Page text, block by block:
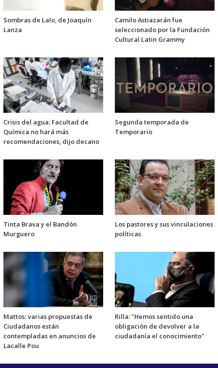
Sombras de Lalo, de Joaquín
Lanza
Camilo Astiazarán fue
seleccionado por la Fundación
Cultural Latin Grammy
Crisis del agua: Facultad de
Química no hará más
recomendaciones, dijo decano
Segunda temporada de
Temporario
Tinta Brava y el Bandón
Murguero
Los pastores y sus vinculaciones
políticas
Mattos: varias propuestas de
Ciudadanos están
contempladas en anuncios de
Lacalle Pou
Rilla: "Hemos sentido una
obligación de devolver a la
ciudadanía el conocimiento"